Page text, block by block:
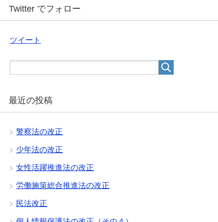
Twitter でフォロー
ツイート
最近の投稿
警察法の改正
少年法の改正
女性活躍推進法の改正
労働施策総合推進法の改正
民法改正